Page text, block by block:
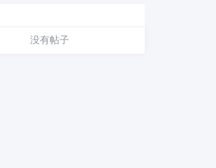
没有帖子